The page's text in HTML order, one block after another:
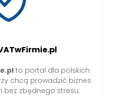
to portal dla polskich
chcą prowadzić biznes
bez zbędnego stresu.